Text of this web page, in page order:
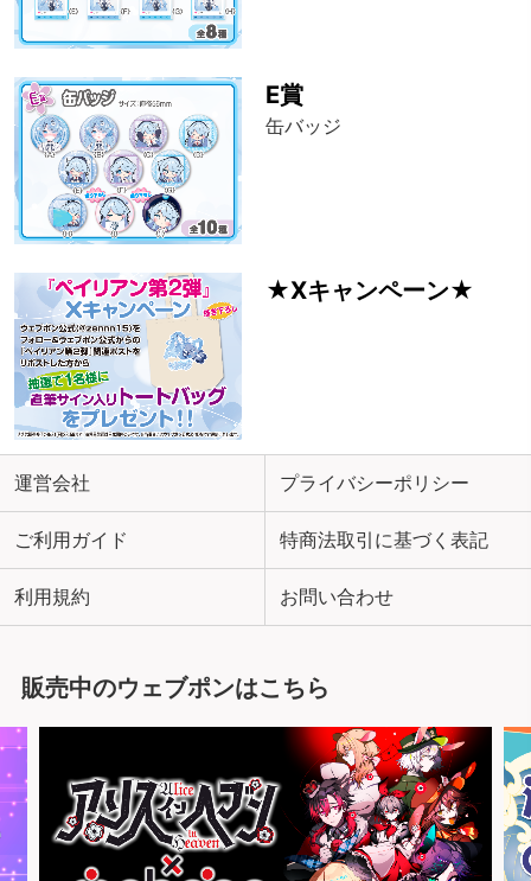
E賞
缶バッジ
★Xキャンペーン★
運営会社 プライバシーポリシー
ご利用ガイド 特商法取引に基づく表記
利用規約 お問い合わせ
販売中のウェブポンはこちら